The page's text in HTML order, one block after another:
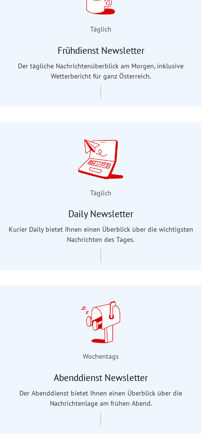
Täglich
Frühdienst Newsletter
Der tägliche Nachrichtenüberblick am Morgen, inklusive
Wetterbericht für ganz Österreich.
Täglich
Daily Newsletter
Kurier Daily bietet Ihnen einen Überblick über die wichtigsten
Nachrichten des Tages.
Wochentags
Abenddienst Newsletter
Der Abenddienst bietet Ihnen einen Überblick über die
Nachrichtenlage am frühen Abend.